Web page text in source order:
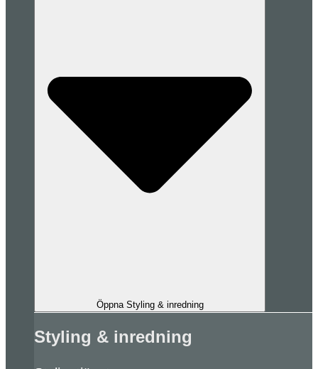
Öppna Styling & inredning
Styling & inredning